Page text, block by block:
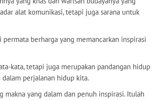
alat komunikasi, tetapi juga sarana untuk
permata berharga yang memancarkan inspirasi
kata, tetapi juga merupakan pandangan hidup
perjalanan hidup kita.
makna yang dalam dan penuh inspirasi. Itulah